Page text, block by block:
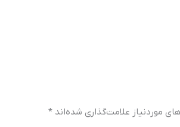
موردنیاز علامت‌گذاری شده‌اند *